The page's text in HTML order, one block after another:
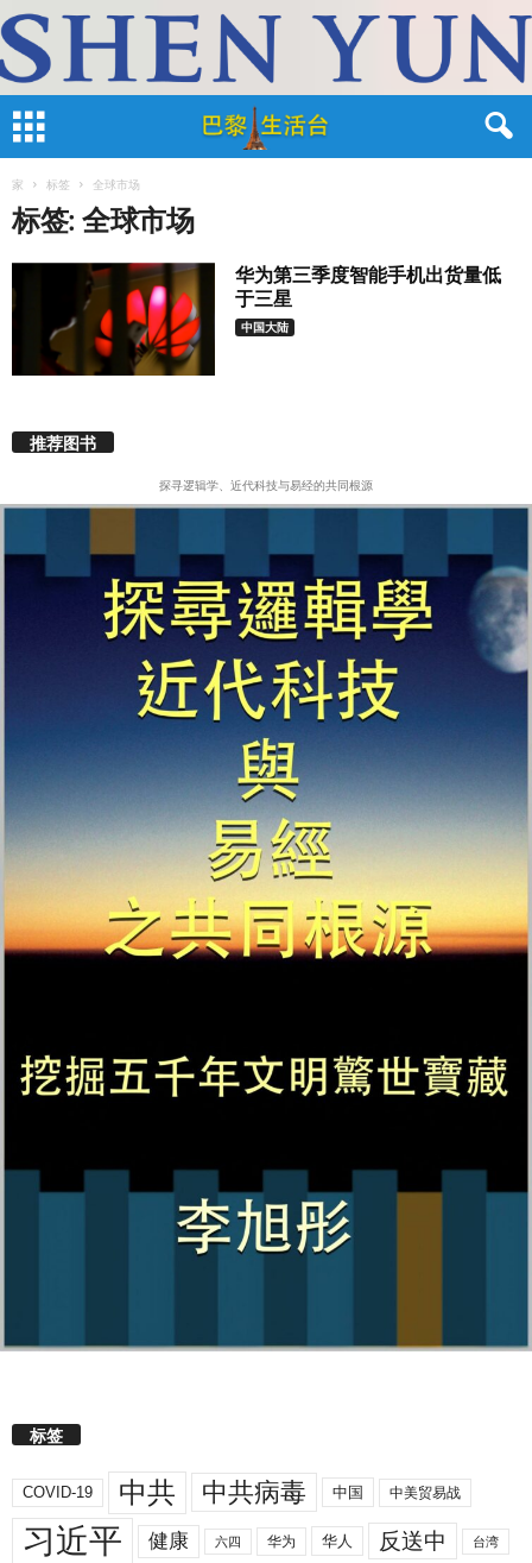
家 标签 全球市场
标签: 全球市场
华为第三季度智能手机出货量低
于三星
中国大陆
推荐图书
探寻逻辑学、近代科技与易经的共同根源
标签
COVID-19 中共 中共病毒 中国 中美贸易战
习近平 健康 六四 华为 华人 反送中 台湾